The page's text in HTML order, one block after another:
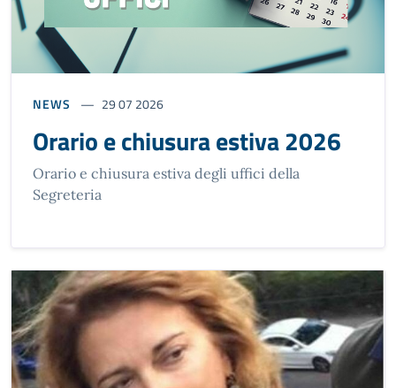
NEWS 29 07 2026
Orario e chiusura estiva 2026
Orario e chiusura estiva degli uffici della
Segreteria